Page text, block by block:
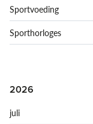
Sportvoeding
Sporthorloges
2026
juli